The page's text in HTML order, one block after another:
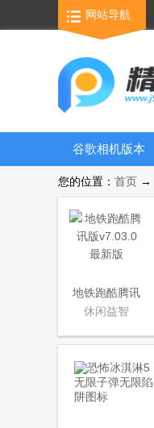
网站导航
谷歌相机版本
大全
隐藏应用APP
您的位置： 首页 →
地铁跑酷腾讯
版
休闲益智